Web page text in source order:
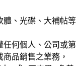
體、光碟、大補帖
任何個人、公司或
品銷售之業務，